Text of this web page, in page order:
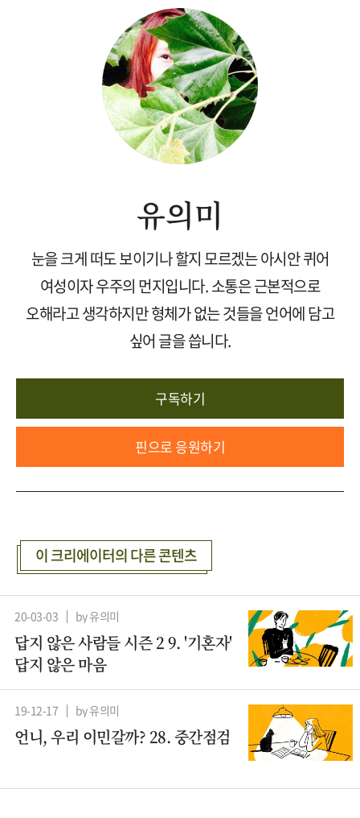
유의미
눈을 크게 떠도 보이기나 할지 모르겠는 아시안 퀴어
여성이자 우주의 먼지입니다. 소통은 근본적으로
오해라고 생각하지만 형체가 없는 것들을 언어에 담고
싶어 글을 씁니다.
구독하기
핀으로 응원하기
이 크리에이터의 다른 콘텐츠
20-03-03 by 유의미
답지 않은 사람들 시즌 2 9. '기혼자'
답지 않은 마음
19-12-17 by 유의미
언니, 우리 이민갈까? 28. 중간점검